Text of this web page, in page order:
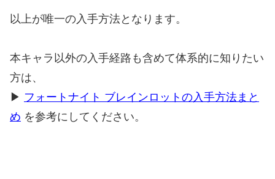
以上が唯一の入手方法となります。
本キャラ以外の入手経路も含めて体系的に知りたい
方は、
▶ フォートナイト ブレインロットの入手方法まと
め を参考にしてください。